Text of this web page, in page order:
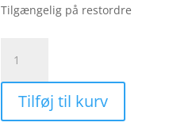
Tilgængelig på restordre
SureColor
SC-
T3700D
24
Tilføj til kurv